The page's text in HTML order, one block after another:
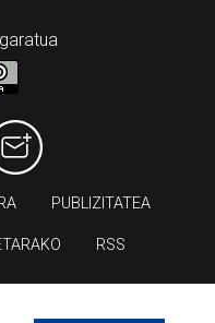
PUBLIZITATEA
RSS